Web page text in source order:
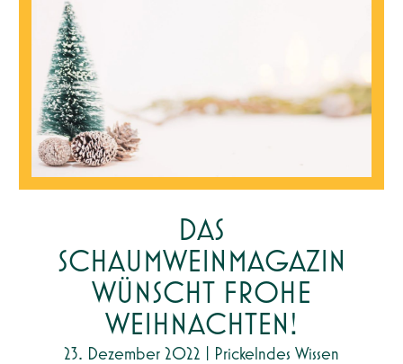
DAS
SCHAUMWEINMAGAZIN
WÜNSCHT FROHE
WEIHNACHTEN!
23. Dezember 2022
Prickelndes Wissen